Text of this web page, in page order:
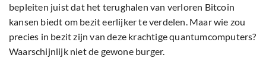
bepleiten juist dat het terughalen van verloren Bitcoin
kansen biedt om bezit eerlijker te verdelen. Maar wie zou
precies in bezit zijn van deze krachtige quantumcomputers?
Waarschijnlijk niet de gewone burger.